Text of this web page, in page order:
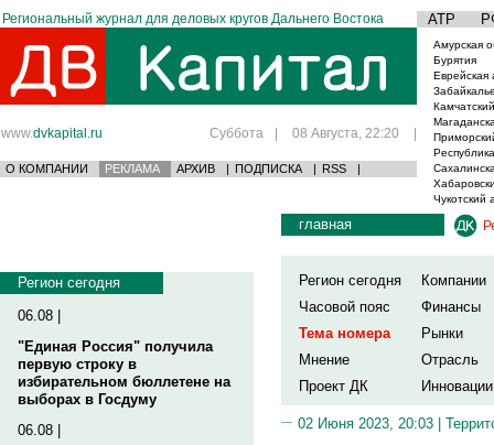
Региональный журнал для деловых кругов Дальнего Востока АТР
www.dvkapital.ru Суббота | 08 Августа, 22:20 |
О КОМПАНИИ РЕКЛАМА АРХИВ | ПОДПИСКА | RSS |
Амурская
Бурятия
Еврейская
Чукотский
Регион сегодня
06.08 |
"Единая Россия" получила
первую строку в
избирательном бюллетене на
выборах в Госдуму
06.08 |
главная
Регион сегодня
Компании
Часовой пояс
Финансы
Тема номера
Рынки
Мнение
Отрасль
Проект ДК
Инновации
02 Июня 2023, 20:03 |